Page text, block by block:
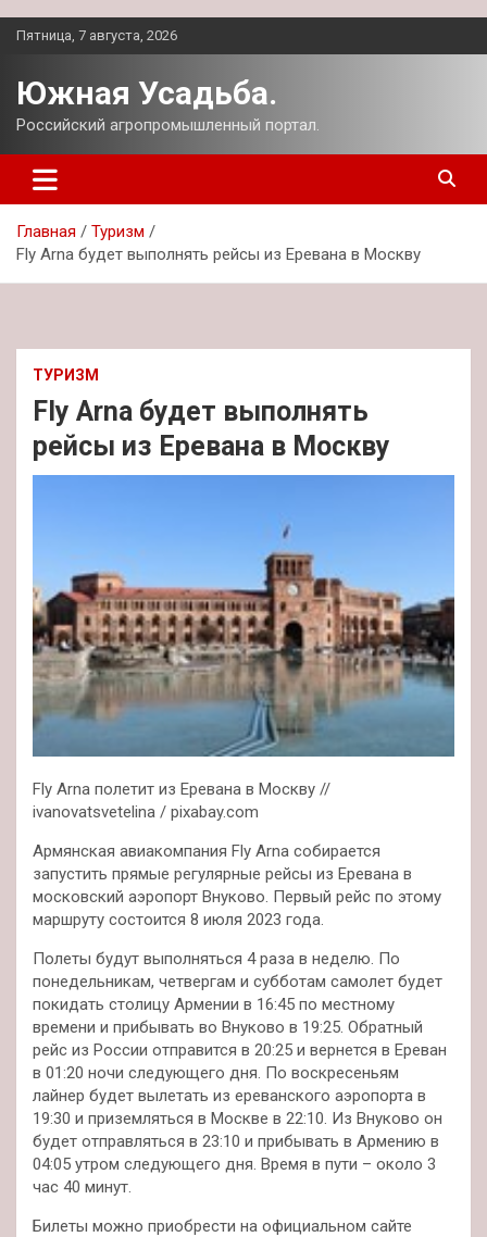
Перейти
Пятница, 7 августа, 2026
Южная Усадьба.
Российский агропромышленный портал.
Главная
Туризм
Fly Arna будет выполнять рейсы из Еревана в Москву
ТУРИЗМ
Fly Arna будет выполнять
рейсы из Еревана в Москву
Fly Arna полетит из Еревана в Москву //
ivanovatsvetelina / pixabay.com
Армянская авиакомпания Fly Arna собирается
запустить прямые регулярные рейсы из Еревана в
московский аэропорт Внуково. Первый рейс по этому
маршруту состоится 8 июля 2023 года.
Полеты будут выполняться 4 раза в неделю. По
понедельникам, четвергам и субботам самолет будет
покидать столицу Армении в 16:45 по местному
времени и прибывать во Внуково в 19:25. Обратный
рейс из России отправится в 20:25 и вернется в Ереван
в 01:20 ночи следующего дня. По воскресеньям
лайнер будет вылетать из ереванского аэропорта в
19:30 и приземляться в Москве в 22:10. Из Внуково он
будет отправляться в 23:10 и прибывать в Армению в
04:05 утром следующего дня. Время в пути – около 3
час 40 минут.
Билеты можно приобрести на официальном сайте